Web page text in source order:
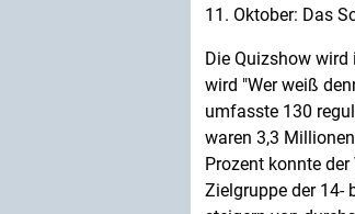
11. Oktober: Das
Die Quizshow
wird "Wer weiß
umfasste 130
waren 3,3
Prozent konnte
Zielgruppe der 14-